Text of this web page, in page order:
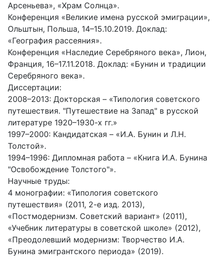
Арсеньева», «Храм Солнца».
Конференция «Великие имена русской эмиграции»,
Ольштын, Польша, 14–15.10.2019. Доклад:
«География рассеяния».
Конференция «Наследие Серебряного века», Лион,
Франция, 16–17.11.2018. Доклад: «Бунин и традиции
Серебряного века».
Диссертации:
2008–2013: Докторская – «Типология советского
путешествия. "Путешествие на Запад" в русской
литературе 1920–1930-х гг.»
1997–2000: Кандидатская – «И.А. Бунин и Л.Н.
Толстой».
1994–1996: Дипломная работа – «Книга И.А. Бунина
"Освобождение Толстого"».
Научные труды:
4 монографии: «Типология советского
путешествия» (2011, 2-е изд. 2013),
«Постмодернизм. Советский вариант» (2011),
«Учебник литературы в советской школе» (2012),
«Преодолевший модернизм: Творчество И.А.
Бунина эмигрантского периода» (2019).